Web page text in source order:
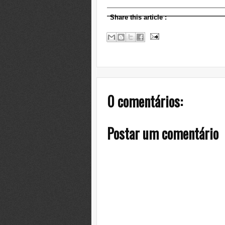
Share this article:
0 comentários:
Postar um comentário